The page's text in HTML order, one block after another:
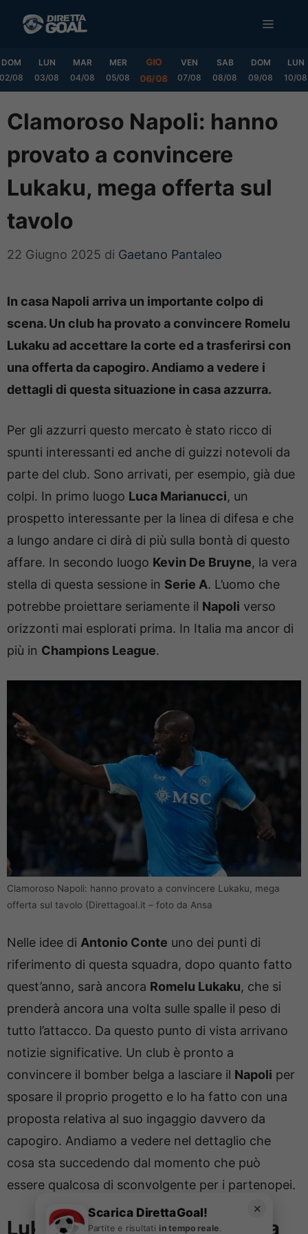
MENU
DOM
02/08
LUN
03/08
MAR
04/08
MER
05/08
GIO
06/08
VEN
07/08
SAB
08/08
DOM
09/08
LUN
10/08
Clamoroso Napoli: hanno
provato a convincere
Lukaku, mega offerta sul
tavolo
22 Giugno 2025 di Gaetano Pantaleo
In casa Napoli arriva un importante colpo di
scena. Un club ha provato a convincere Romelu
Lukaku ad accettare la corte ed a trasferirsi con
una offerta da capogiro. Andiamo a vedere i
dettagli di questa situazione in casa azzurra.
Per gli azzurri questo mercato è stato ricco di
spunti interessanti ed anche di guizzi notevoli da
parte del club. Sono arrivati, per esempio, già due
colpi. In primo luogo Luca Marianucci, un
prospetto interessante per la linea di difesa e che
a lungo andare ci dirà di più sulla bontà di questo
affare. In secondo luogo Kevin De Bruyne, la vera
stella di questa sessione in Serie A. L’uomo che
potrebbe proiettare seriamente il Napoli verso
orizzonti mai esplorati prima. In Italia ma ancor di
più in Champions League.
Clamoroso Napoli: hanno provato a convincere Lukaku, mega
offerta sul tavolo (Direttagoal.it – foto da Ansa
Nelle idee di Antonio Conte uno dei punti di
riferimento di questa squadra, dopo quanto fatto
quest’anno, sarà ancora Romelu Lukaku, che si
prenderà ancora una volta sulle spalle il peso di
tutto l’attacco. Da questo punto di vista arrivano
notizie significative. Un club è pronto a
convincere il bomber belga a lasciare il Napoli per
sposare il proprio progetto e lo ha fatto con una
proposta relativa al suo ingaggio davvero da
capogiro. Andiamo a vedere nel dettaglio che
cosa sta succedendo dal momento che può
essere qualcosa di sconvolgente per i partenopei.
Lukaku via dal Napoli, arriva
✕
Scarica DirettaGoal!
Partite e risultati in tempo reale.